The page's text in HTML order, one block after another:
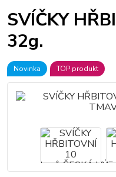
SVÍČKY
32g.
Novinka TOP produkt